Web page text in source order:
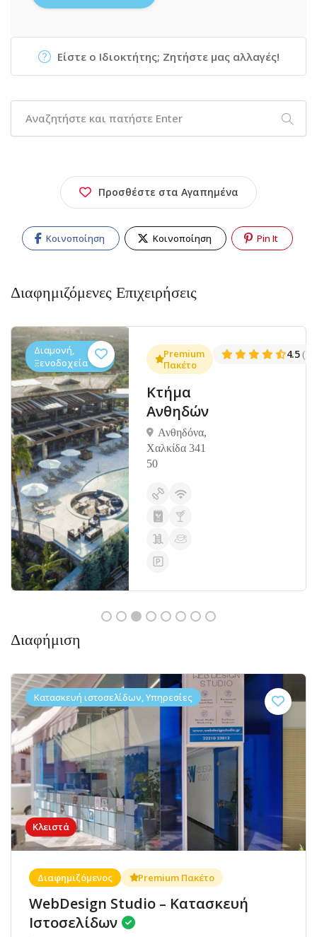
Είστε ο Ιδιοκτήτης; Ζητήστε μας αλλαγές!
Προσθέστε στα Αγαπημένα
Κοινοποίηση Κοινοποίηση Pin It
Διαφημιζόμενες Επιχειρήσεις
(1381)
Διαμονή,
Ξενοδοχεία
Premium
Πακέτο
Κτήμα
Ανθηδών
Ανθηδόνα,
Χαλκίδα 341
50
4.5
Διαφήμιση
Κλειστά
Κατασκευή ιστοσελίδων, Υπηρεσίες
Διαφημιζόμενος Premium Πακέτο
WebDesign Studio – Κατασκευή
Ιστοσελίδων